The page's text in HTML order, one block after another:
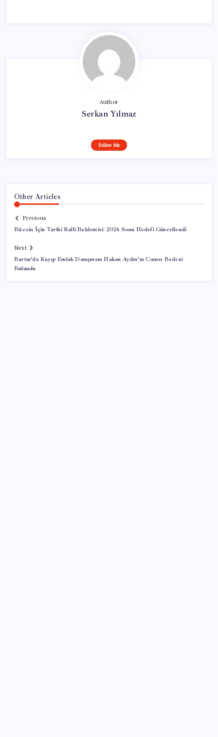
Author
Serkan Yılmaz
Follow Me
Other Articles
Previous
Bitcoin İçin Tarihi Ralli Beklentisi: 2026 Sonu Hedefi Güncellendi
Next
Bartın’da Kayıp Emlak Danışmanı Hakan Aydın’ın Cansız Bedeni
Bulundu